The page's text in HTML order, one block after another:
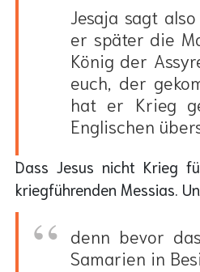
Jesaja sagt
er später die
König der
euch, der
hat er Krieg
Englischen
Dass Jesus nicht Krieg
kriegführenden Messias.
denn bevor
Samarien in